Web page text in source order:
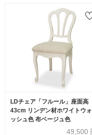
LDチェア「フルール」座面高
43cm リンデン材ホワイトウォ
ッシュ色 布ベージュ色
49,500